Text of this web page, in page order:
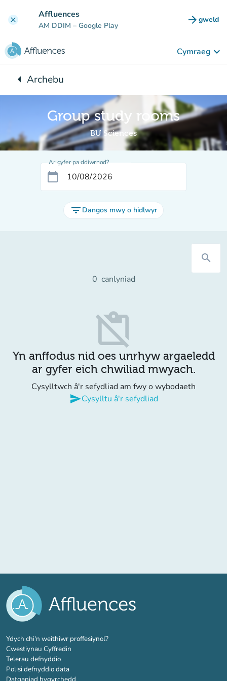
clear Affluences
AM DDIM – Google Play arrow_forward gweld
(tab
Cymraeg keyboard_arrow_down
arrow_leftYn ôl i:
Archebu
Group study rooms
BU Sciences
Ar gyfer pa ddiwrnod?
calendar_today
filter_list Dangos mwy o hidlwyr
search
0 canlyniad
content_paste_off
Yn anffodus nid oes unrhyw argaeledd
ar gyfer eich chwiliad mwyach.
Cysylltwch â'r sefydliad am fwy o wybodaeth
sendCysylltu â'r sefydliad
Ydych chi'n weithiwr proffesiynol?(tab newydd)
Cwestiynau Cyffredin
Telerau defnyddio
Polisi defnyddio data